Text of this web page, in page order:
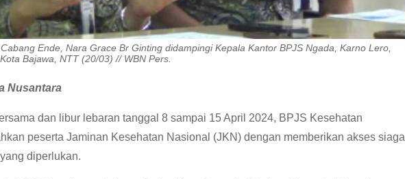
Ende, Nara Grace Br Ginting didampingi Kepala Kantor BPJS Ngada, Karno Lero,
Bajawa, NTT (20/03) // WBN Pers.
Nusantara
dan libur lebaran tanggal 8 sampai 15 April 2024, BPJS Kesehatan
peserta Jaminan Kesehatan Nasional (JKN) dengan memberikan akses siaga
diperlukan.